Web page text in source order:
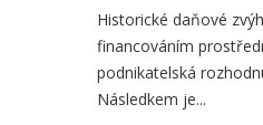
Historické daňové
financováním
podnikatelská
Následkem je...